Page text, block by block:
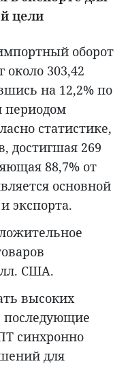
цели
оборот
около 303,42
на 12,2% по
периодом
статистике,
достигшая 269
88,7% от
основной
экспорта.
США.
высоких
последующие
синхронно
для